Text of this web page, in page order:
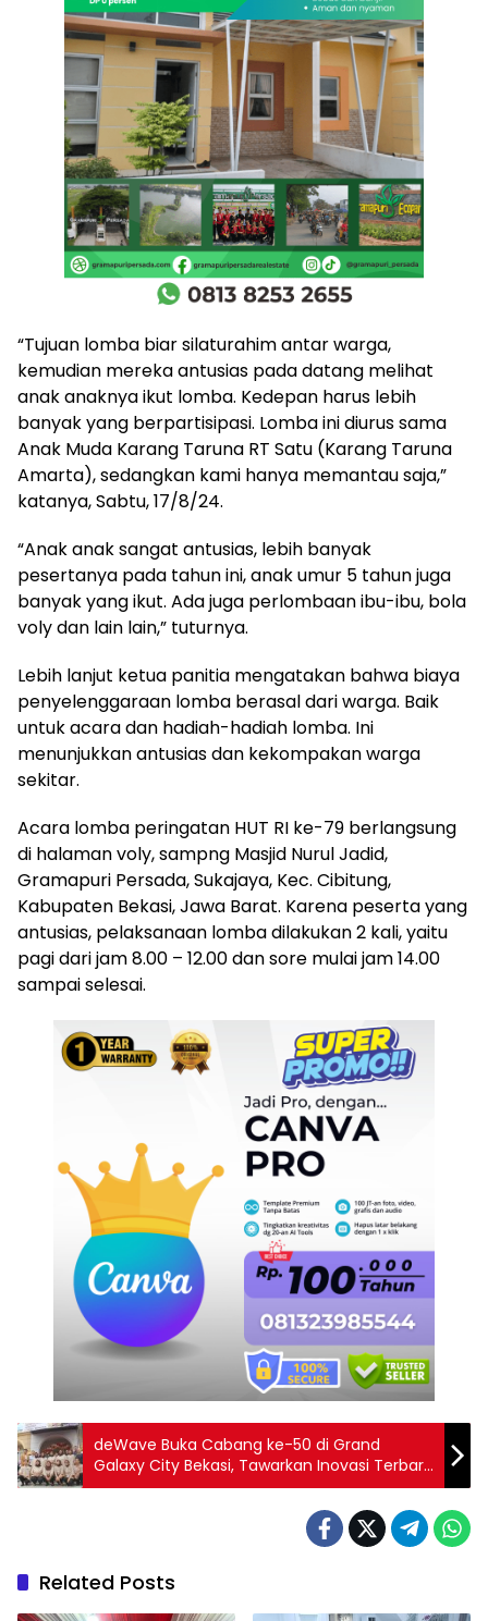
“Tujuan lomba biar silaturahim antar warga,
kemudian mereka antusias pada datang melihat
anak anaknya ikut lomba. Kedepan harus lebih
banyak yang berpartisipasi. Lomba ini diurus sama
Anak Muda Karang Taruna RT Satu (Karang Taruna
Amarta), sedangkan kami hanya memantau saja,”
katanya, Sabtu, 17/8/24.
“Anak anak sangat antusias, lebih banyak
pesertanya pada tahun ini, anak umur 5 tahun juga
banyak yang ikut. Ada juga perlombaan ibu-ibu, bola
voly dan lain lain,” tuturnya.
Lebih lanjut ketua panitia mengatakan bahwa biaya
penyelenggaraan lomba berasal dari warga. Baik
untuk acara dan hadiah-hadiah lomba. Ini
menunjukkan antusias dan kekompakan warga
sekitar.
Acara lomba peringatan HUT RI ke-79 berlangsung
di halaman voly, sampng Masjid Nurul Jadid,
Gramapuri Persada, Sukajaya, Kec. Cibitung,
Kabupaten Bekasi, Jawa Barat. Karena peserta yang
antusias, pelaksanaan lomba dilakukan 2 kali, yaitu
pagi dari jam 8.00 – 12.00 dan sore mulai jam 14.00
sampai selesai.
deWave Buka Cabang ke-50 di Grand
Galaxy City Bekasi, Tawarkan Inovasi Terbaru
untuk Kebutuhan Wellness dan Beauty
Related Posts